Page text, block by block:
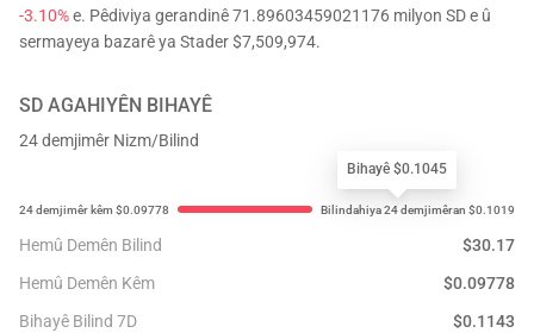
-3.10%e. Pêdiviya gerandinê 71.89603459021176 milyon SD e û
sermayeya bazarê ya Stader $7,509,974.
SD AGAHIYÊN BIHAYÊ
24 demjimêr Nizm/Bilind
Bihayê $0.1045
Hemû Demên Bilind $30.17
Hemû Demên Kêm
$0.09778
Bihayê Bilind 7D
$0.1143